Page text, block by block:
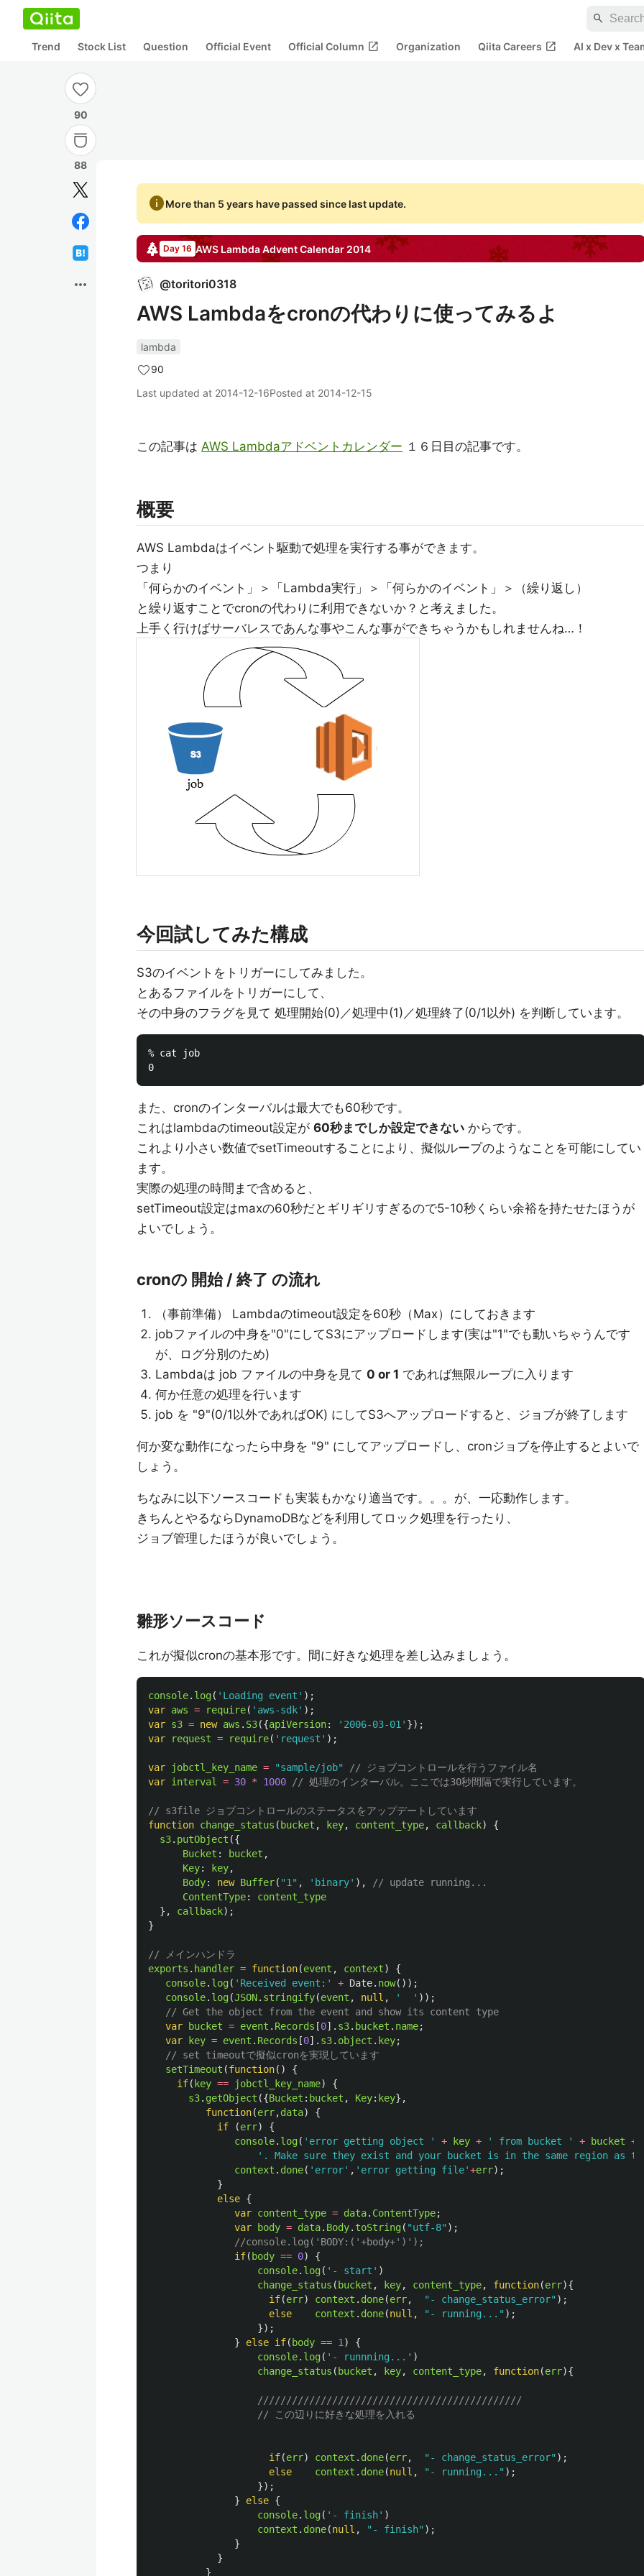
search
Trend Stock List Question Official Event Official Column open_in_new Organization Qiita Careers open_in_new AI x Dev x
90
88
more_horiz
infoMore than 5 years have passed since last update.
Day 16 AWS LambdaAdvent Calendar 2014
@toritori0318
AWS Lambdaをcronの代わりに使ってみるよ
lambda
90
Last updated at 2014-12-16Posted at 2014-12-15
この記事は AWS Lambdaアドベントカレンダー １６日目の記事です。
概要
AWS Lambdaはイベント駆動で処理を実行する事ができます。
つまり
「何らかのイベント」＞「Lambda実行」＞「何らかのイベント」＞（繰り返し）
と繰り返すことでcronの代わりに利用できないか？と考えました。
上手く行けばサーバレスであんな事やこんな事ができちゃうかもしれませんね…！
今回試してみた構成
S3のイベントをトリガーにしてみました。
とあるファイルをトリガーにして、
その中身のフラグを見て 処理開始(0)／処理中(1)／処理終了(0/1以外) を判断しています。
% cat job
また、cronのインターバルは最大でも60秒です。
これはlambdaのtimeout設定が 60秒までしか設定できない からです。
これより小さい数値でsetTimeoutすることにより、擬似ループのようなことを可能にしてい
ます。
実際の処理の時間まで含めると、
setTimeout設定はmaxの60秒だとギリギリすぎるので5-10秒くらい余裕を持たせたほうが
よいでしょう。
cronの 開始 / 終了 の流れ
（事前準備） Lambdaのtimeout設定を60秒（Max）にしておきます
jobファイルの中身を"0"にしてS3にアップロードします(実は"1"でも動いちゃうんです
が、ログ分別のため)
Lambdaは job ファイルの中身を見て 0 or 1 であれば無限ループに入ります
何か任意の処理を行います
job を "9"(0/1以外であればOK) にしてS3へアップロードすると、ジョブが終了します
何か変な動作になったら中身を "9" にしてアップロードし、cronジョブを停止するとよいで
しょう。
ちなみに以下ソースコードも実装もかなり適当です。。。が、一応動作します。
きちんとやるならDynamoDBなどを利用してロック処理を行ったり、
ジョブ管理したほうが良いでしょう。
雛形ソースコード
これが擬似cronの基本形です。間に好きな処理を差し込みましょう。
console. log( ' Loading event ' );
var aws = require( ' aws-sdk' );
var s3 = new aws . S3({apiVersion: ' 2006-03-01 ' });
var
request = require( ' request ' );
var jobctl_key_name = "sample/job"
// ジョブコントロールを行うファイル名
var interval = 30 * 1000 // 処理のインターバル。ここでは30秒間隔で実行しています。
// s3file ジョブコントロールのステータスをアップデートしています
function change_status ( bucket , key, content_type, callback)
{
s3. putObject ({
Bucket : bucket ,
Key: key,
Body: new Buffer( "1 " , ' binary' ),
// update running...
ContentType:
content_type
},
callback);
}
// メインハンドラ
exports . handler = function(event , context)
{
console. log( ' Received event: ' + Date. now());
console. log(JSON. stringify(event , null , ' ' ));
// Get the object from the event and show its content type
var
bucket = event . Records [0]. s3. bucket . name;
var
key = event . Records [0]. s3. object . key;
// set timeoutで擬似cronを実現しています
setTimeout (function()
{
if( key == jobctl_key_name)
{
s3. getObject ({Bucket : bucket , Key: key},
function(err,data)
{
if
(err)
{
console. log( ' error getting object ' + key + ' from bucket ' + bucket +
' . Make sure they exist and your bucket is in the same region as
context . done( ' error' , ' error getting file'+err);
}
else {
var content_type = data. ContentType;
var
body = data. Body. toString( "utf-8" );
//console.log('BODY:('+body+')');
if( body == 0)
{
console. log( ' - start ' )
change_status ( bucket , key, content_type, function(err){
if(err) context . done(err, " - change_status_error" );
else
context . done(null , " - running... " );
});
}
else if( body == 1 )
{
console. log( ' - runnning... ' )
change_status ( bucket , key, content_type, function(err){
//////////////////////////////////////////////
// この辺りに好きな処理を入れる
if(err) context . done(err, " - change_status_error" );
else
context . done(null , " - running... " );
});
}
else {
console. log( ' - finish' )
context . done(null , " - finish" );
}
}
}